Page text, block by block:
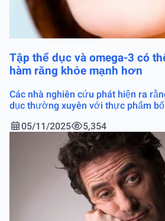
Tập thể dục và omega-3 có
hàm răng khỏe mạnh hơn
Các nhà nghiên cứu phát hiện ra
dục thường xuyên với thực phẩm
05/11/2025
5,354